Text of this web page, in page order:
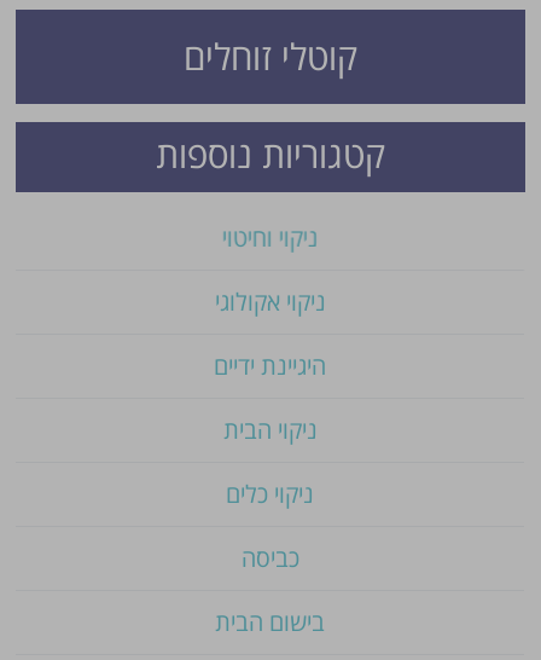
קוטלי זוחלים
קטגוריות נוספות
ניקוי וחיטוי
ניקוי אקולוגי
היגיינת ידיים
ניקוי הבית
ניקוי כלים
כביסה
בישום הבית
פרסום הטיפ מותנה לשיקול מנהל האתר.